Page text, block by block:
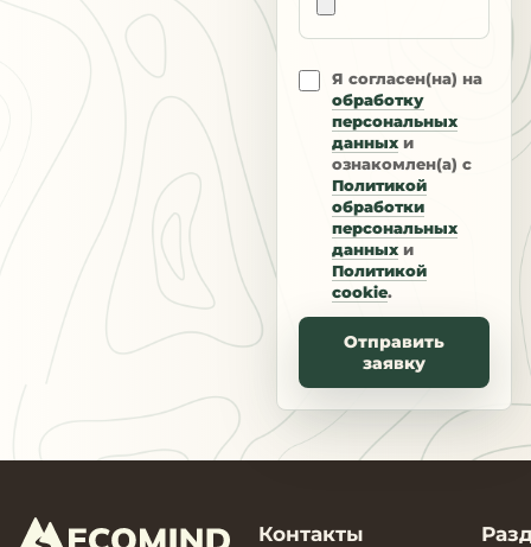
Я согласен(на) на
обработку
персональных
данных и
ознакомлен(а) с
Политикой
обработки
персональных
данных и
Политикой
cookie.
Отправить
заявку
Контакты